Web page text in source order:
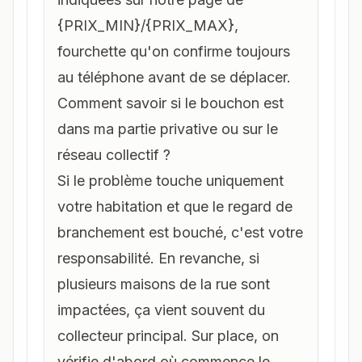
{PRIX_MIN}/{PRIX_MAX},
fourchette qu'on confirme toujours
au téléphone avant de se déplacer.
Comment savoir si le bouchon est
dans ma partie privative ou sur le
réseau collectif ?
Si le problème touche uniquement
votre habitation et que le regard de
branchement est bouché, c'est votre
responsabilité. En revanche, si
plusieurs maisons de la rue sont
impactées, ça vient souvent du
collecteur principal. Sur place, on